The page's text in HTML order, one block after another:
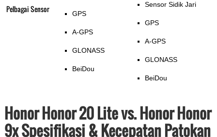
Pelbagai Sensor GPS
A-GPS
GLONASS
BeiDou
Sensor Sidik Jari
GPS
A-GPS
GLONASS
BeiDou
Honor Honor 20 Lite vs. Honor Honor
9x Spesifikasi & Kecepatan Patokan